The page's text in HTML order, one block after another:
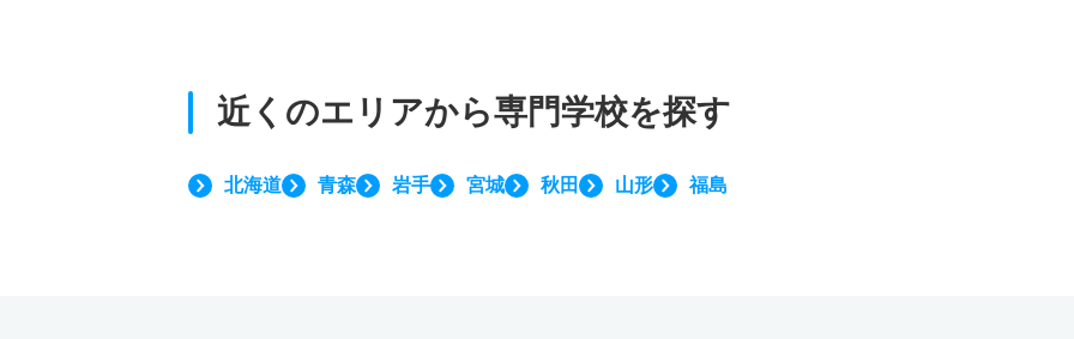
近くのエリアから専門学校を探す
北海道 青森 岩手 宮城 秋田 山形 福島